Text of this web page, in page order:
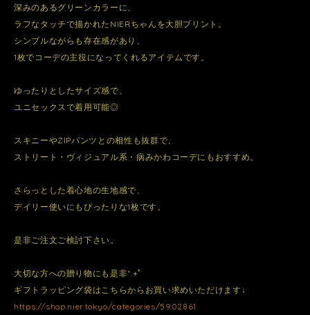
深みのあるグリーンカラーに、
ラフなタッチで描かれたNIERちゃんを大胆プリント。
シンプルながらも存在感があり、
1枚でコーデの主役になってくれるアイテムです。
ゆったりとしたサイズ感で、
ユニセックスで着用可能◎
スキニーやZIPパンツとの相性も抜群で、
ストリート・ヴィジュアル系・病みかわコーデにもおすすめ。
さらっとした着心地の生地感で、
デイリー使いにもぴったりな1枚です。
是非ご注文ご検討下さい。
大切な方への贈り物にも是非*.+ﾟ
ギフトラッピング袋はこちらからお買い求めいただけます↓
https://shop.nier.tokyo/categories/5902861